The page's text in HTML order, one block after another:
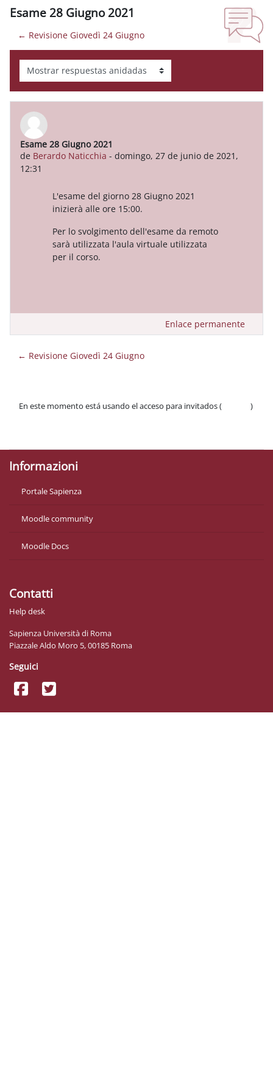
Esame 28 Giugno 2021
← Revisione Giovedì 24 Giugno
Mostrar modo
Esame 28 Giugno 2021
de Berardo Naticchia - domingo, 27 de junio de 2021,
12:31
Número de respuestas: 0
L'esame del giorno 28 Giugno 2021
inizierà alle ore 15:00.
Per lo svolgimento dell'esame da remoto
sarà utilizzata l'aula virtuale utilizzata
per il corso.
Enlace permanente
← Revisione Giovedì 24 Giugno
En este momento está usando el acceso para invitados (
)
Informazioni
Portale Sapienza
Moodle community
Moodle Docs
Contatti
Help desk
Sapienza Università di Roma
Piazzale Aldo Moro 5, 00185 Roma
Seguici